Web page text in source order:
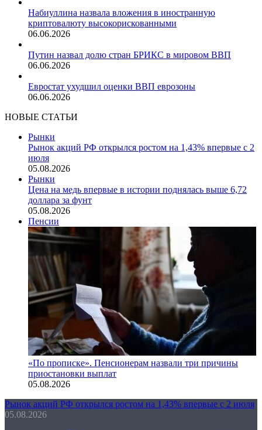
Набиуллина назвала вложения в иностранную
криптовалюту высокорискованными
06.06.2026
Путин назвал долю стран БРИКС в мировом ВВП
06.06.2026
Евростат ухудшил оценки ВВП еврозоны
06.06.2026
НОВЫЕ СТАТЬИ
Рынки
Рынок акций РФ открылся ростом на 1,43% впервые с 2
июля
05.08.2026
Рынки
Цена на медь впервые в истории поднялась выше 6,72
доллара за фунт
05.08.2026
Пенсии
«По прописке». Пенсионерам назвали три причины
приостановки выплат
05.08.2026
Рынок акций РФ открылся ростом на 1,43% впервые с 2 июля
05.08.2026